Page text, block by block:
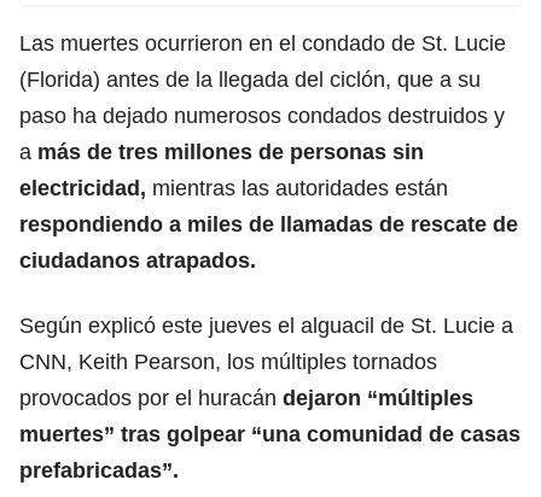
Las muertes ocurrieron en el condado de St. Lucie
(Florida) antes de la llegada del ciclón, que a su
paso ha dejado numerosos condados destruidos y
a más de tres millones de personas sin
electricidad, mientras las autoridades están
respondiendo a miles de llamadas de rescate de
ciudadanos atrapados.
Según explicó este jueves el alguacil de St. Lucie a
CNN, Keith Pearson, los múltiples tornados
provocados por el huracán dejaron “múltiples
muertes” tras golpear “una comunidad de casas
prefabricadas”.